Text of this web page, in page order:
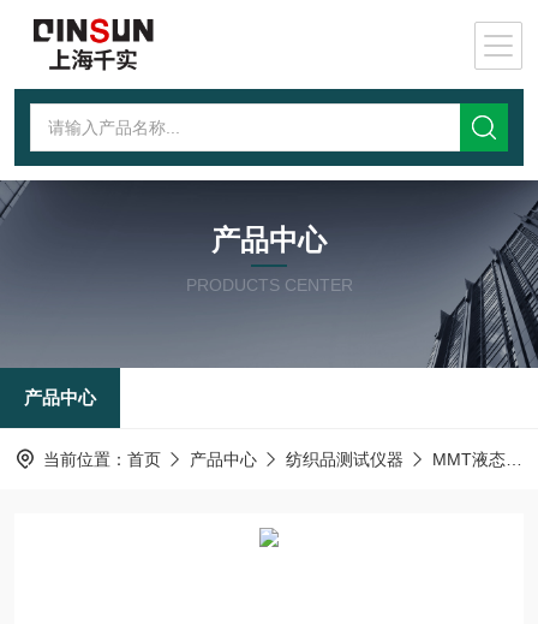
产品中心
PRODUCTS CENTER
产品中心
当前位置： 首页 产品中心 纺织品测试仪器 MMT液态水分管理测试仪